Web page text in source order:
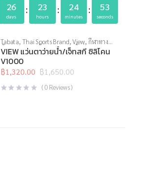
26
days
23
hours
24
minutes
53
seconds
Tabata, Thai Sports Brand,View, กีฬาทาง
น้ำ,แว่นตาว่ายน้ำ,แว่นตาว่ายน้ำทั่วไป
VIEW แว่นตาว่ายน้ำ/เจ็ทสกี ซิลิโคน
V1000
฿1,650.00
Original
price
was:
฿1,320.00
Current
price
is:
(0 Reviews )